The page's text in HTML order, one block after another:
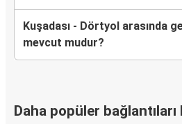
Kuşadası - Dörtyol arasında
mevcut mudur?
Daha popüler